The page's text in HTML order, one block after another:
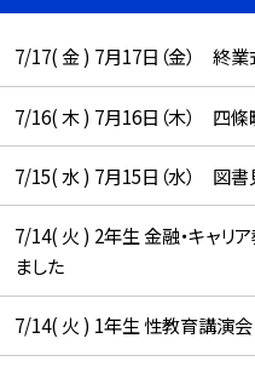
7/17( 金 ) 7月17日（金） 終業
7/16( 木 ) 7月16日（木） 四
7/15( 水 ) 7月15日（水） 図
7/14( 火 ) 2年生 金融・キャリ
ました
7/14( 火 ) 1年生 性教育講演会